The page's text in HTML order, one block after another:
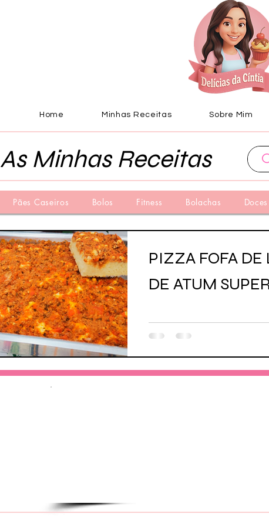
Home Minhas Receitas Sobre Mim
As Minhas Receitas
Pães Caseiros Bolos Fitness Bolachas Doces
PIZZA FOFA DE
DE ATUM